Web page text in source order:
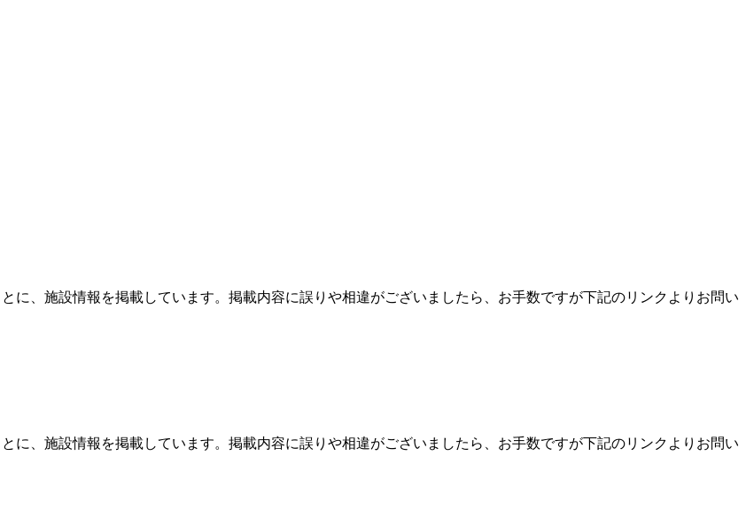
に、施設情報を掲載しています。掲載内容に誤りや相違がございましたら、お手数ですが下記のリンクよりお問い
に、施設情報を掲載しています。掲載内容に誤りや相違がございましたら、お手数ですが下記のリンクよりお問い